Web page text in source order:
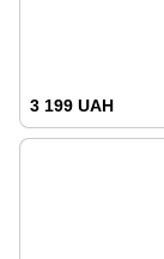
3 199 UAH